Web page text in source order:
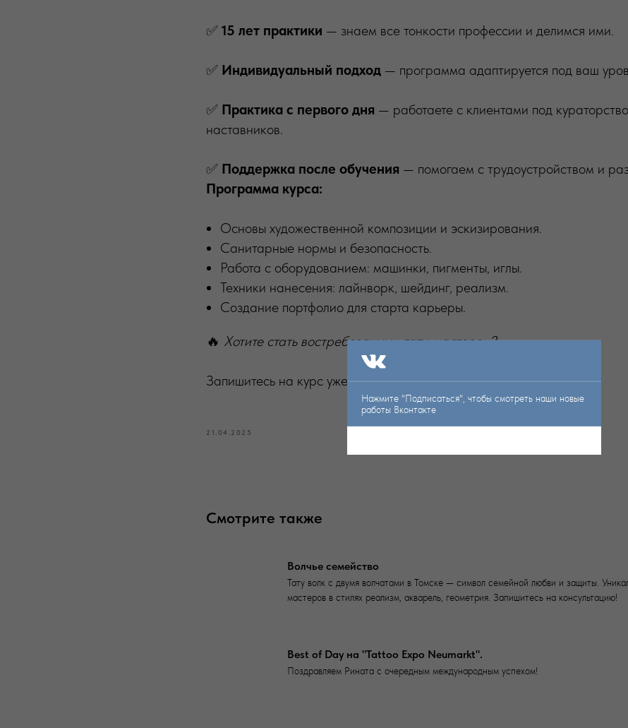
✅ 15 лет практики — знаем все тонкости профессии и делимся ими.
✅ Индивидуальный подход — программа адаптируется под ваш
✅ Практика с первого дня — работаете с клиентами под
наставников.
✅ Поддержка после обучения — помогаем с трудоустройством и
Программа курса:
Основы художественной композиции и эскизирования.
Санитарные нормы и безопасность.
Работа с оборудованием: машинки, пигменты, иглы.
Техники нанесения: лайнворк, шейдинг, реализм.
Создание портфолио для старта карьеры.
🔥 Хотите стать востребованным тату-мастером?
Запишитесь на курс уже сегодня по телефону +79138702820
21.04.2025
Смотрите также
Волчье семейство
Тату волк с двумя волчатами в Томске — символ семейной любви и защиты.
мастеров в стилях реализм, акварель, геометрия. Запишитесь на консультацию!
Best of Day на "Tattoo Expo Neumarkt".
Поздравляем Рината с очередным международным успехом!
Нажмите "Подписаться", чтобы смотреть наши новые
работы Вконтакте